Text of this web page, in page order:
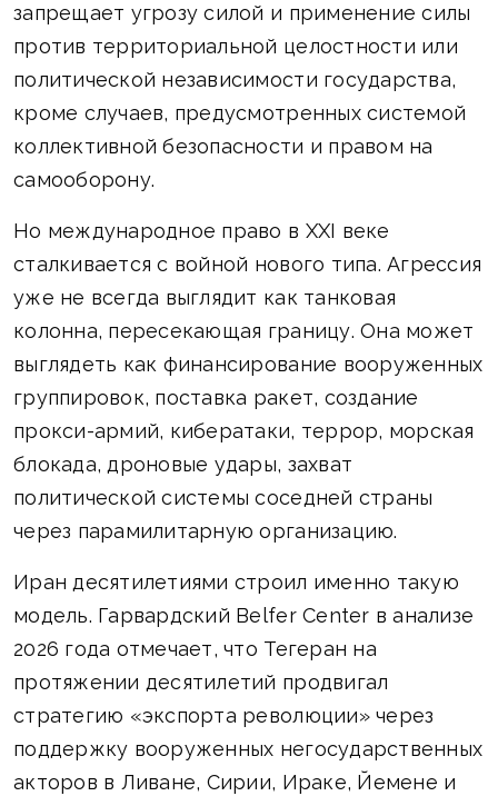
запрещает угрозу силой и применение силы
против территориальной целостности или
политической независимости государства,
кроме случаев, предусмотренных системой
коллективной безопасности и правом на
самооборону.
Но международное право в XXI веке
сталкивается с войной нового типа. Агрессия
уже не всегда выглядит как танковая
колонна, пересекающая границу. Она может
выглядеть как финансирование вооруженных
группировок, поставка ракет, создание
прокси-армий, кибератаки, террор, морская
блокада, дроновые удары, захват
политической системы соседней страны
через парамилитарную организацию.
Иран десятилетиями строил именно такую
модель. Гарвардский Belfer Center в анализе
2026 года отмечает, что Тегеран на
протяжении десятилетий продвигал
стратегию «экспорта революции» через
поддержку вооруженных негосударственных
акторов в Ливане, Сирии, Ираке, Йемене и